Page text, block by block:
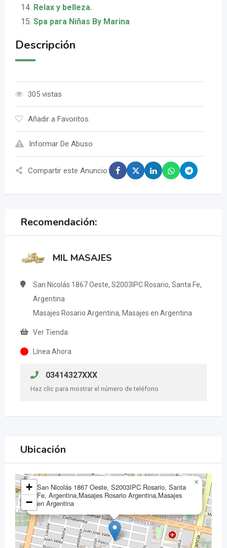
Relax y belleza.
Spa para Niñas By Marina
Descripción
305 vistas
Añadir a Favoritos
Informar De Abuso
Compartir este Anuncio:
Recomendación:
MIL MASAJES
San Nicolás 1867 Oeste, S2003IPC Rosario, Santa Fe,
Argentina
Masajes Rosario Argentina, Masajes en Argentina
Ver Tienda
Línea Ahora
03414327XXX
Haz clic para mostrar el número de teléfono
Ubicación
San Nicolás 1867 Oeste, S2003IPC Rosario, Santa
Fe, Argentina,Masajes Rosario Argentina,Masajes
en Argentina
×
+
−